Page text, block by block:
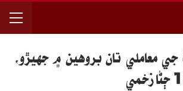
جي معاملي تان بروهين ۾ جهيڙو،